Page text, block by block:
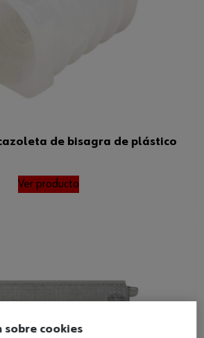
de bisagra de plástico
Ver producto
sobre cookies